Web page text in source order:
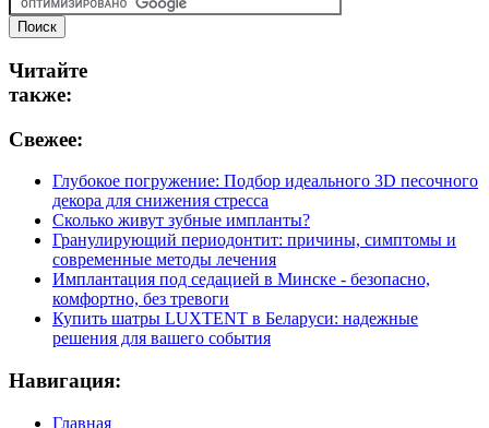
Читайте
также:
Свежее:
Глубокое погружение: Подбор идеального 3D песочного
декора для снижения стресса
Сколько живут зубные импланты?
Гранулирующий периодонтит: причины, симптомы и
современные методы лечения
Имплантация под седацией в Минске - безопасно,
комфортно, без тревоги
Купить шатры LUXTENT в Беларуси: надежные
решения для вашего события
Навигация:
Главная